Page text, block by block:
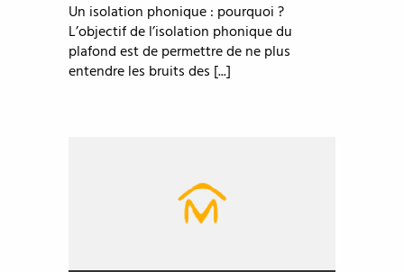
Un isolation phonique : pourquoi ?
L’objectif de l’isolation phonique du
plafond est de permettre de ne plus
entendre les bruits des [...]